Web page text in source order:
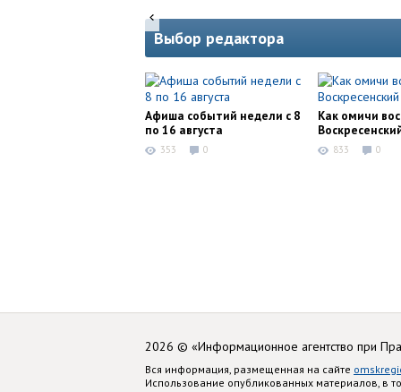
Выбор редактора
Афиша событий недели с 8
по 16 августа
353 0
Как омичи
833 0
2026 © «Информационное агентство при
Вся информация, размещенная на сайте
Использование опубликованных материалов, в